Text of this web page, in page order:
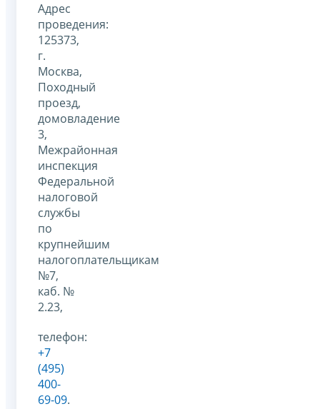
Адрес
проведения:
125373,
г.
Москва,
Походный
проезд,
домовладение
3,
Межрайонная
инспекция
Федеральной
налоговой
службы
по
крупнейшим
налогоплательщикам
№7,
каб. №
2.23,
телефон:
+7
(495)
400-
69-09.